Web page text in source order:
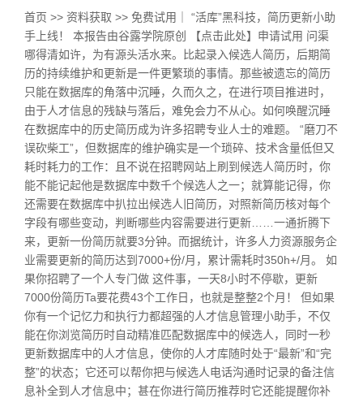
首页 >> 资料获取 >> 免费试用｜ “活库”黑科技，简历更新小助
手上线！ 本报告由谷露学院原创 【点击此处】申请试用 问渠
哪得清如许，为有源头活水来。比起录入候选人简历，后期简
历的持续维护和更新是一件更繁琐的事情。那些被遗忘的简历
只能在数据库的角落中沉睡，久而久之，在进行项目推进时，
由于人才信息的残缺与落后，难免会力不从心。如何唤醒沉睡
在数据库中的历史简历成为许多招聘专业人士的难题。 “磨刀不
误砍柴工”，但数据库的维护确实是一个琐碎、技术含量低但又
耗时耗力的工作：且不说在招聘网站上刷到候选人简历时，你
能不能记起他是数据库中数千个候选人之一；就算能记得，你
还需要在数据库中扒拉出候选人旧简历，对照新简历核对每个
字段有哪些变动，判断哪些内容需要进行更新……一通折腾下
来，更新一份简历就要3分钟。而据统计，许多人力资源服务企
业需要更新的简历达到7000+份/月，累计需耗时350h+/月。 如
果你招聘了一个人专门做 这件事，一天8小时不停歇，更新
7000份简历Ta要花费43个工作日，也就是整整2个月！ 但如果
你有一个记忆力和执行力都超强的人才信息管理小助手，不仅
能在你浏览简历时自动精准匹配数据库中的候选人，同时一秒
更新数据库中的人才信息，使你的人才库随时处于“最新”和“完
整”的状态；它还可以帮你把与候选人电话沟通时记录的备注信
息补全到人才信息中；甚在你进行简历推荐时它还能提醒你补